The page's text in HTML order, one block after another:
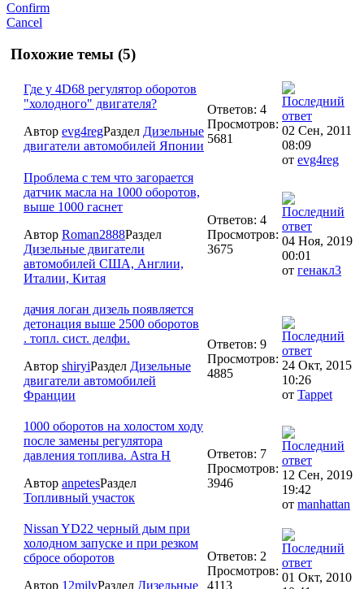
Confirm
Cancel
Похожие темы (5)
Где у 4D68 регулятор оборотов
"холодного" двигателя?
Автор evg4regРаздел Дизельные
двигатели автомобилей Японии
Ответов: 4
Просмотров:
5681
02 Сен, 2011
08:09
от evg4reg
Проблема с тем что загорается
датчик масла на 1000 оборотов,
выше 1000 гаснет
Автор Roman2888Раздел
Дизельные двигатели
автомобилей США, Англии,
Италии, Китая
Ответов: 4
Просмотров:
3675
04 Ноя, 2019
00:01
от генакл3
дачия логан дизель появляется
детонация выше 2500 оборотов
. топл. сист. делфи.
Автор shiryiРаздел Дизельные
двигатели автомобилей
Франции
Ответов: 9
Просмотров:
4885
24 Окт, 2015
10:26
от Tappet
1000 оборотов на холостом ходу
после замены регулятора
давления топлива. Astra H
Автор anpetesРаздел
Топливный участок
Ответов: 7
Просмотров:
3946
12 Сен, 2019
19:42
от manhattan
Nissan YD22 черный дым при
холодном запуске и при резком
сбросе оборотов
Автор 12milyРаздел Дизельные
Ответов: 2
Просмотров:
4113
01 Окт, 2010